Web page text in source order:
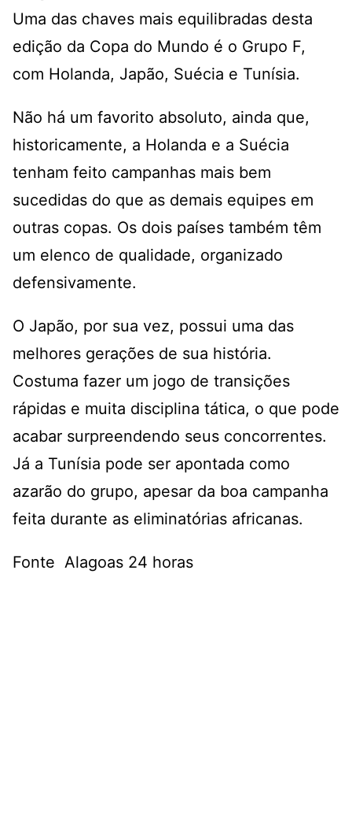
Uma das chaves mais equilibradas desta
edição da Copa do Mundo é o Grupo F,
com Holanda, Japão, Suécia e Tunísia.
Não há um favorito absoluto, ainda que,
historicamente, a Holanda e a Suécia
tenham feito campanhas mais bem
sucedidas do que as demais equipes em
outras copas. Os dois países também têm
um elenco de qualidade, organizado
defensivamente.
O Japão, por sua vez, possui uma das
melhores gerações de sua história.
Costuma fazer um jogo de transições
rápidas e muita disciplina tática, o que pode
acabar surpreendendo seus concorrentes.
Já a Tunísia pode ser apontada como
azarão do grupo, apesar da boa campanha
feita durante as eliminatórias africanas.
Fonte Alagoas 24 horas